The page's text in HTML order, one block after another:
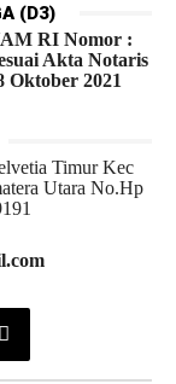
(D3)
RI Nomor :
Akta Notaris
Oktober 2021
Timur Kec
Utara No.Hp